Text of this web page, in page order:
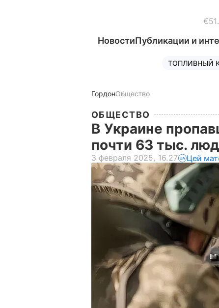
НовостиПубликации и
ТОПЛИВНЫЙ
ГордонОбщество
ОБЩЕСТВО
В Украине
почти 63 тыс.
3 февраля 2025, 16.27 Цей